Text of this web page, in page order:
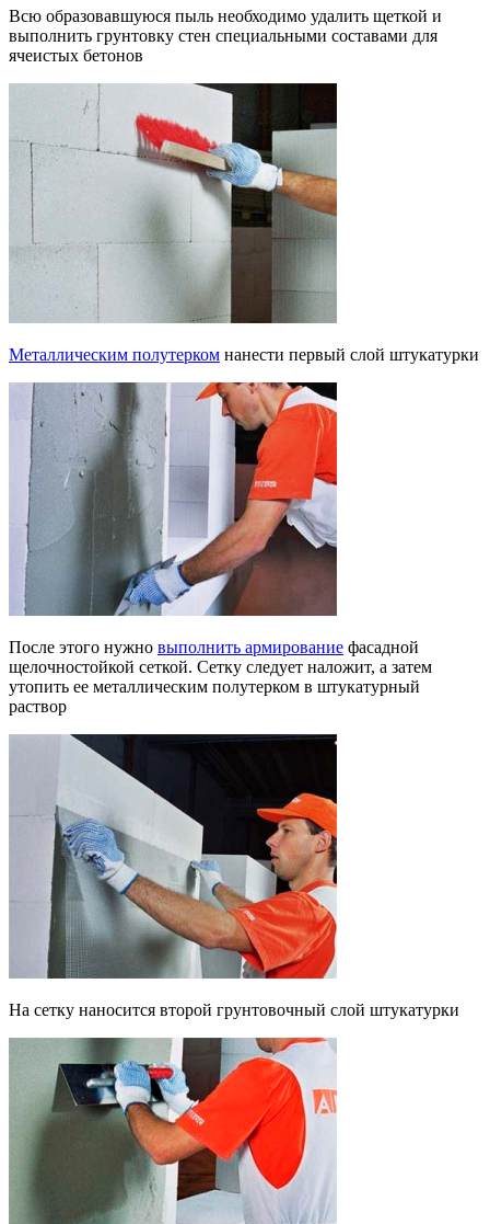
Всю образовавшуюся пыль необходимо удалить щеткой и
выполнить грунтовку стен специальными составами для
ячеистых бетонов
Металлическим полутерком нанести первый слой штукатурки
После этого нужно выполнить армирование фасадной
щелочностойкой сеткой. Сетку следует наложит, а затем
утопить ее металлическим полутерком в штукатурный
раствор
На сетку наносится второй грунтовочный слой штукатурки